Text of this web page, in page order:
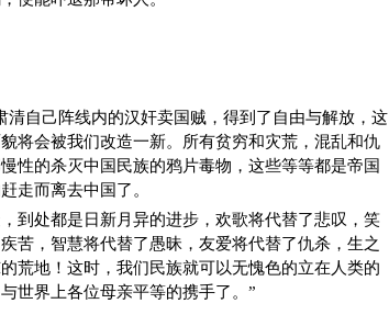
自己阵线内的汉奸卖国贼，得到了自由与解放，这
将会被我们改造一新。所有贫穷和灾荒，混乱和仇
性的杀灭中国民族的鸦片毒物，这些等等都是帝国
走而离去中国了。
到处都是日新月异的进步，欢歌将代替了悲叹，笑
苦，智慧将代替了愚昧，友爱将代替了仇杀，生之
荒地！这时，我们民族就可以无愧色的立在人类的
世界上各位母亲平等的携手了。”